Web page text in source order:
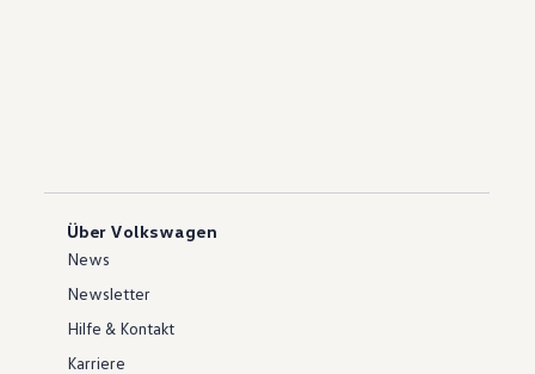
Über Volkswagen
News
Newsletter
Hilfe & Kontakt
Karriere